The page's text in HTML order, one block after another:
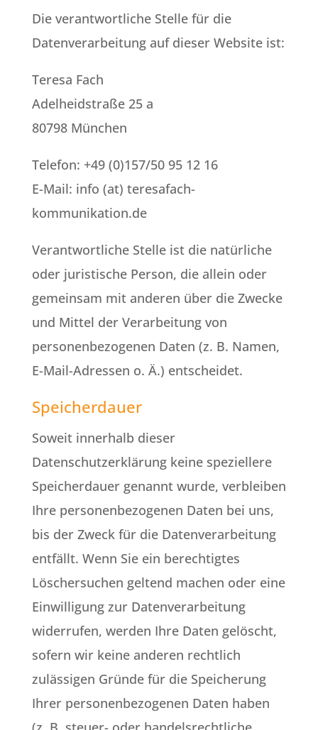
Die verantwortliche Stelle für die
Datenverarbeitung auf dieser Website ist:
Teresa Fach
Adelheidstraße 25 a
80798 München
Telefon: +49 (0)157/50 95 12 16
E-Mail: info (at) teresafach-
kommunikation.de
Verantwortliche Stelle ist die natürliche
oder juristische Person, die allein oder
gemeinsam mit anderen über die Zwecke
und Mittel der Verarbeitung von
personenbezogenen Daten (z. B. Namen,
E-Mail-Adressen o. Ä.) entscheidet.
Speicherdauer
Soweit innerhalb dieser
Datenschutzerklärung keine speziellere
Speicherdauer genannt wurde, verbleiben
Ihre personenbezogenen Daten bei uns,
bis der Zweck für die Datenverarbeitung
entfällt. Wenn Sie ein berechtigtes
Löschersuchen geltend machen oder eine
Einwilligung zur Datenverarbeitung
widerrufen, werden Ihre Daten gelöscht,
sofern wir keine anderen rechtlich
zulässigen Gründe für die Speicherung
Ihrer personenbezogenen Daten haben